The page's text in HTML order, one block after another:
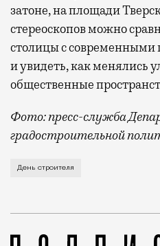
затоне, на площади
стереоскопов можно
столицы с
и увидеть, как менялись
общественные
Фото: пресс-служба
градостроительной
В этом году
День строителя